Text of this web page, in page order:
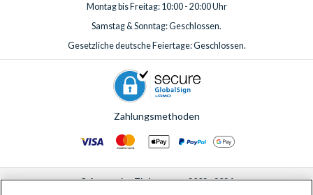
Montag bis Freitag: 10:00 - 20:00 Uhr
Samstag & Sonntag: Geschlossen.
Gesetzliche deutsche Feiertage: Geschlossen.
Zahlungsmethoden
© AttractionTickets.com 2002 - 2026